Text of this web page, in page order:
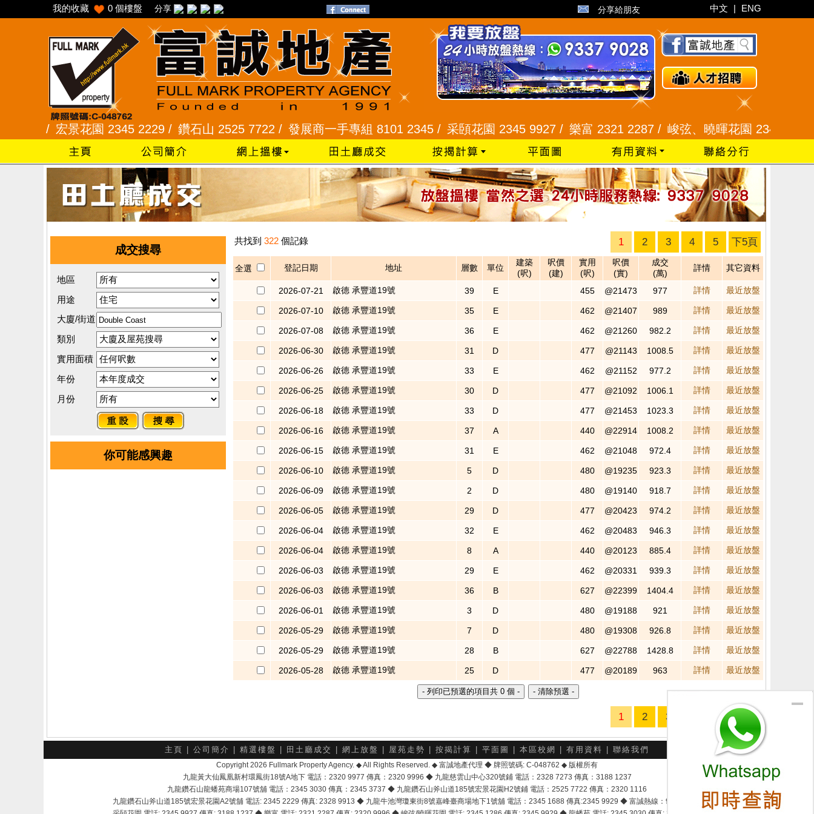
我的收藏 0 個樓盤 分享 分享給朋友 中文 | ENG
宏景花園 2345 2229 /鑽石山 2525 7722 /發展商一手專組 8101 2345 /采頣花園 2345 9927 /樂富 2321 2287 /峻弦、曉暉花園 2345 1286 /
成交搜尋
地區
用途
大廈/街道
類別
實用面積
年份
月份
你可能感興趣
共找到 322 個記錄 1 2 3 4 5 下5頁
全選 登記日期 地址 層數 單位
建築
(呎)
呎價
(建)
實用
(呎)
呎價
(實)
成交
(萬)
詳情 其它資料
2026-07-21 啟德 承豐道19號 39 E 455 @21473 977 詳情 最近放盤
2026-07-10 啟德 承豐道19號 35 E 462 @21407 989 詳情 最近放盤
2026-07-08 啟德 承豐道19號 36 E 462 @21260 982.2 詳情 最近放盤
2026-06-30 啟德 承豐道19號 31 D 477 @21143 1008.5 詳情 最近放盤
2026-06-26 啟德 承豐道19號 33 E 462 @21152 977.2 詳情 最近放盤
2026-06-25 啟德 承豐道19號 30 D 477 @21092 1006.1 詳情 最近放盤
2026-06-18 啟德 承豐道19號 33 D 477 @21453 1023.3 詳情 最近放盤
2026-06-16 啟德 承豐道19號 37 A 440 @22914 1008.2 詳情 最近放盤
2026-06-15 啟德 承豐道19號 31 E 462 @21048 972.4 詳情 最近放盤
2026-06-10 啟德 承豐道19號 5 D 480 @19235 923.3 詳情 最近放盤
2026-06-09 啟德 承豐道19號 2 D 480 @19140 918.7 詳情 最近放盤
2026-06-05 啟德 承豐道19號 29 D 477 @20423 974.2 詳情 最近放盤
2026-06-04 啟德 承豐道19號 32 E 462 @20483 946.3 詳情 最近放盤
2026-06-04 啟德 承豐道19號 8 A 440 @20123 885.4 詳情 最近放盤
2026-06-03 啟德 承豐道19號 29 E 462 @20331 939.3 詳情 最近放盤
2026-06-03 啟德 承豐道19號 36 B 627 @22399 1404.4 詳情 最近放盤
2026-06-01 啟德 承豐道19號 3 D 480 @19188 921 詳情 最近放盤
2026-05-29 啟德 承豐道19號 7 D 480 @19308 926.8 詳情 最近放盤
2026-05-29 啟德 承豐道19號 28 B 627 @22788 1428.8 詳情 最近放盤
2026-05-28 啟德 承豐道19號 25 D 477 @20189 963 詳情 最近放盤
1 2 3 下5頁
主頁 公司簡介 精選樓盤 田土廳成交 網上放盤 屋苑走勢 按揭計算 平面圖 本區校網 有用資料 聯絡我們
Copyright 2026 Fullmark Property Agency. ◆ All Rights Reserved. ◆ 富誠地產代理 ◆ 牌照號碼: C-048762 ◆ 版權所有
九龍黃大仙鳳凰新村環鳳街18號A地下 電話：2320 9977 傳真：2320 9996 ◆ 九龍慈雲山中心320號鋪 電話：2328 7273 傳真：3188 1237
九龍鑽石山龍蟠苑商場107號舖 電話：2345 3030 傳真：2345 3737 ◆ 九龍鑽石山斧山道185號宏景花園H2號鋪 電話：2525 7722 傳真：2320 1116
九龍鑽石山斧山道185號宏景花園A2號舖 電話: 2345 2229 傳真: 2328 9913 ◆ 九龍牛池灣瓊東街8號嘉峰臺商場地下1號舖 電話：2345 1688 傳真:2345 9929 ◆ 富誠熱線：9337 9028